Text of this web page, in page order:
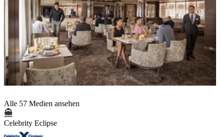
Alle 57 Medien ansehen
Celebrity Eclipse